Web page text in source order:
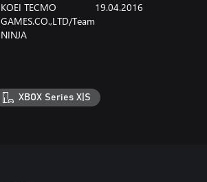
KOEI TECMO
GAMES.CO.,LTD/Team
NINJA
19.04.2016
XBOX Series X|S